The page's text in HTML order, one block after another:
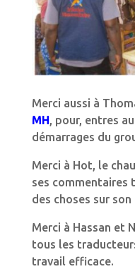
Merci aussi à
MH, pour, entres
démarrages du
Merci à Hot, le
ses commentaires
des choses sur son
Merci à Hassan et
tous les
travail efficace.